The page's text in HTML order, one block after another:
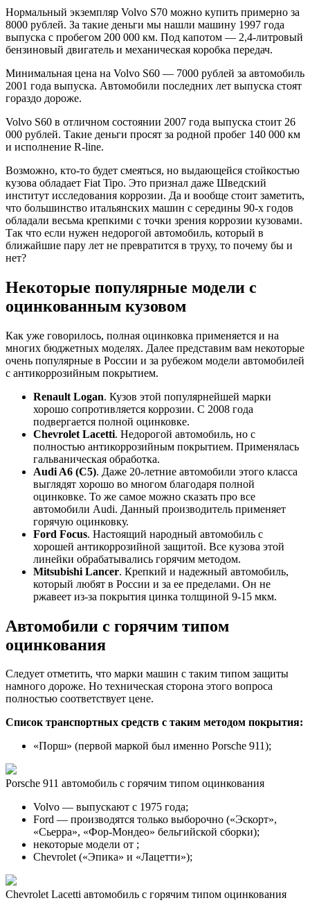
Нормальный экземпляр Volvo S70 можно купить примерно за
8000 рублей. За такие деньги мы нашли машину 1997 года
выпуска с пробегом 200 000 км. Под капотом — 2,4-литровый
бензиновый двигатель и механическая коробка передач.
Минимальная цена на Volvo S60 — 7000 рублей за автомобиль
2001 года выпуска. Автомобили последних лет выпуска стоят
гораздо дороже.
Volvo S60 в отличном состоянии 2007 года выпуска стоит 26
000 рублей. Такие деньги просят за родной пробег 140 000 км
и исполнение R-line.
Возможно, кто-то будет смеяться, но выдающейся стойкостью
кузова обладает Fiat Tipo. Это признал даже Шведский
институт исследования коррозии. Да и вообще стоит заметить,
что большинство итальянских машин с середины 90-х годов
обладали весьма крепкими с точки зрения коррозии кузовами.
Так что если нужен недорогой автомобиль, который в
ближайшие пару лет не превратится в труху, то почему бы и
нет?
Некоторые популярные модели с
оцинкованным кузовом
Как уже говорилось, полная оцинковка применяется и на
многих бюджетных моделях. Далее представим вам некоторые
очень популярные в России и за рубежом модели автомобилей
с антикоррозийным покрытием.
Renault Logan. Кузов этой популярнейшей марки
хорошо сопротивляется коррозии. С 2008 года
подвергается полной оцинковке.
Chevrolet Lacetti. Недорогой автомобиль, но с
полностью антикоррозийным покрытием. Применялась
гальваническая обработка.
Audi A6 (C5). Даже 20-летние автомобили этого класса
выглядят хорошо во многом благодаря полной
оцинковке. То же самое можно сказать про все
автомобили Audi. Данный производитель применяет
горячую оцинковку.
Ford Focus. Настоящий народный автомобиль с
хорошей антикоррозийной защитой. Все кузова этой
линейки обрабатывались горячим методом.
Mitsubishi Lancer. Крепкий и надежный автомобиль,
который любят в России и за ее пределами. Он не
ржавеет из-за покрытия цинка толщиной 9-15 мкм.
Автомобили с горячим типом
оцинкования
Следует отметить, что марки машин с таким типом защиты
намного дороже. Но техническая сторона этого вопроса
полностью соответствует цене.
Список транспортных средств с таким методом покрытия:
«Порш» (первой маркой был именно Porsche 911);
Porsche 911 автомобиль с горячим типом оцинкования
Volvo — выпускают с 1975 года;
Ford — производятся только выборочно («Эскорт»,
«Сьерра», «Фор-Мондео» бельгийской сборки);
некоторые модели от ;
Chevrolet («Эпика» и «Лацетти»);
Chevrolet Lacetti автомобиль с горячим типом оцинкования